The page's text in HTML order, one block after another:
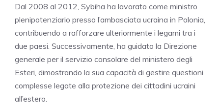
Dal 2008 al 2012, Sybiha ha lavorato come ministro
plenipotenziario presso l’ambasciata ucraina in Polonia,
contribuendo a rafforzare ulteriormente i legami tra i
due paesi. Successivamente, ha guidato la Direzione
generale per il servizio consolare del ministero degli
Esteri, dimostrando la sua capacità di gestire questioni
complesse legate alla protezione dei cittadini ucraini
all’estero.